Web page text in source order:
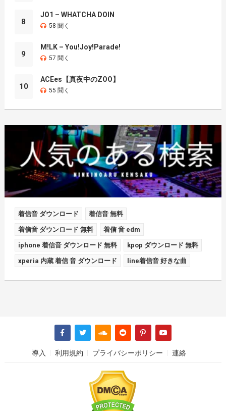
8
JO1 – WHATCHA DOIN
58 聞く
9
M!LK – You!Joy!Parade!
57 聞く
10
ACEes【真夜中のZOO】
55 聞く
着信音 ダウンロード 着信音 無料
着信音 ダウンロード 無料 着信 音 edm
iphone 着信音 ダウンロード 無料 kpop ダウンロード 無料
xperia 内蔵 着信 音 ダウンロード line着信音 好きな曲
導入 利用規約 プライバシーポリシー 連絡